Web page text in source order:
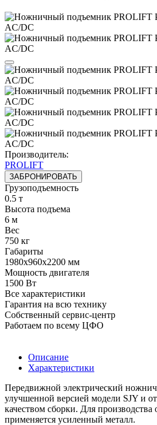
Производитель:
PROLIFT
ЗАБРОНИРОВАТЬ
Грузоподъемность
0.5 т
Высота подъема
6 м
Вес
750 кг
Габариты
1980х960х2200 мм
Мощность двигателя
1500 Вт
Все характеристики
Гарантия на всю технику
Собственный сервис-центр
Работаем по всему ЦФО
Описание
Характеристики
Передвижной электрический
улучшенной версией модели SJY и
качеством сборки. Для производства
применяется усиленный металл.